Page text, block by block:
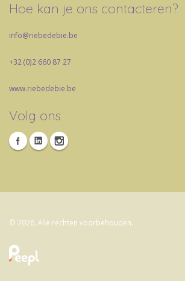
Hoe kan je ons contacteren?
info@riebedebie.be
+32 (0)2 660 87 27
www.riebedebie.be
Volg ons
© 2026. Alle rechten voorbehouden.